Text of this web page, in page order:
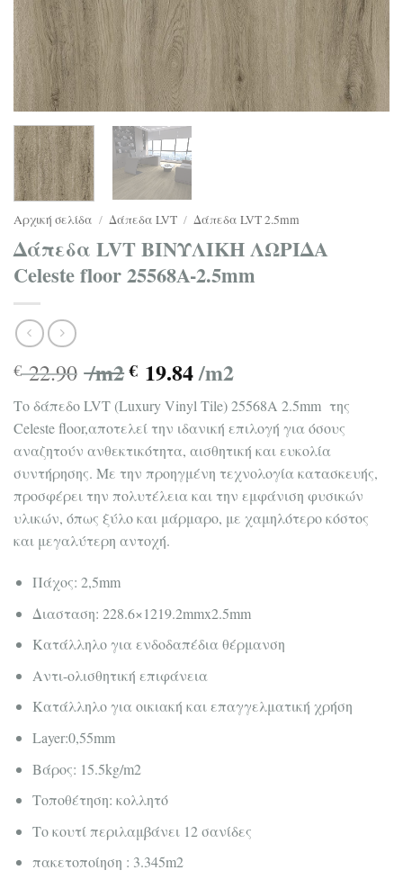
Αρχική σελίδα / Δάπεδα LVT / Δάπεδα LVT 2.5mm
Δάπεδα LVT ΒΙΝΥΛΙΚΗ ΛΩΡΙΔΑ
Celeste floor 25568A-2.5mm
€22.90 /m2 € 19.84/m2
Το δάπεδο LVT (Luxury Vinyl Tile) 25568A 2.5mm της
Celeste floor,αποτελεί την ιδανική επιλογή για όσους
αναζητούν ανθεκτικότητα, αισθητική και ευκολία
συντήρησης. Με την προηγμένη τεχνολογία κατασκευής,
προσφέρει την πολυτέλεια και την εμφάνιση φυσικών
υλικών, όπως ξύλο και μάρμαρο, με χαμηλότερο κόστος
και μεγαλύτερη αντοχή.
Πάχος: 2,5mm
Διασταση: 228.6×1219.2mmx2.5mm
Κατάλληλο για ενδοδαπέδια θέρμανση
Αντι-ολισθητική επιφάνεια
Κατάλληλο για οικιακή και επαγγελματική χρήση
Layer:0,55mm
Βάρος: 15.5kg/m2
Τοποθέτηση: κολλητό
Tο κουτί περιλαμβάνει 12 σανίδες
πακετοποίηση : 3.345m2